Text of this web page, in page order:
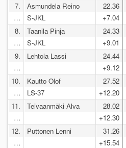
7.
…
Asmundela Reino
S-JKL
22.36
+7.04
8.
…
Taanila Pinja
S-JKL
24.33
+9.01
9.
…
Lehtola Lassi
24.44
+9.12
10.
…
Kautto Olof
LS-37
27.52
+12.20
11.
…
Teivaanmäki Alva
28.02
+12.30
12.
…
Puttonen Lenni
31.26
+15.54